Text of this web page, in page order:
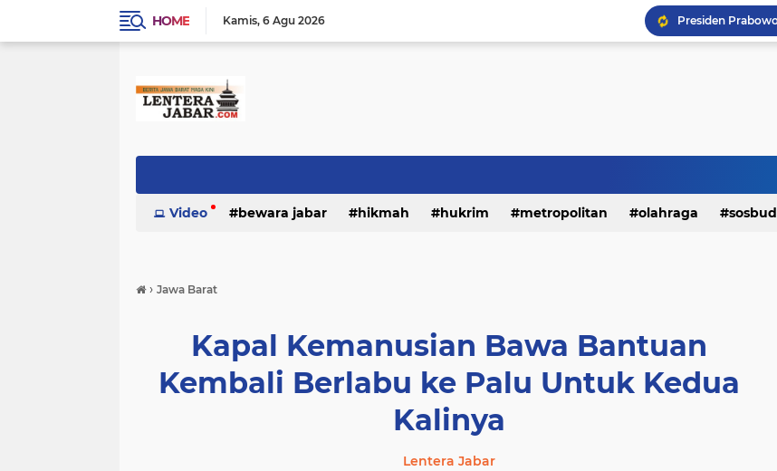
HOME Kamis 6 Agu 2026
Video bewara jabar hikmah hukrim metropolitan olahraga sosbud
› Jawa Barat
Kapal Kemanusian Bawa Bantuan
Kembali Berlabu ke Palu Untuk Kedua
Kalinya
Lentera Jabar